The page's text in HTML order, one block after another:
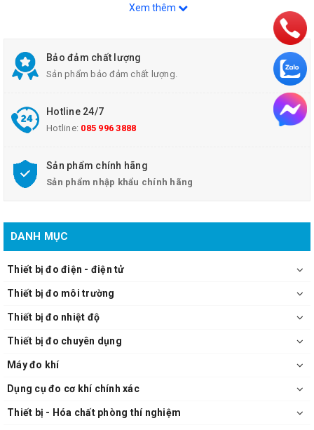
Xem thêm
Bảo đảm chất lượng
Sản phẩm bảo đảm chất lượng.
Hotline 24/7
Hotline: 085 996 3888
Sản phẩm chính hãng
Sản phẩm nhập khẩu chính hãng
DANH MỤC
Thiết bị đo điện - điện tử
Thiết bị đo môi trường
Thiết bị đo nhiệt độ
Thiết bị đo chuyên dụng
Máy đo khí
Dụng cụ đo cơ khí chính xác
Thiết bị - Hóa chất phòng thí nghiệm